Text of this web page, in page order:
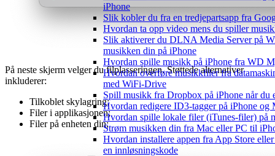
iPhone
Slik kobler du fra en tredjepartsapp fra
Hvordan ta opp video mens du spiller
Slik aktiverer du DLNA Media Server på
musikken din på iPhone
Hvordan spille musikk på iPhone fra WD
Hvordan overføre musikkfiler fra
med WiFi-Drive
Spill musikk fra Dropbox på iPhone når du
Hvordan redigere ID3-tagger på iPhone og
Hvordan spille lokale filer (iTunes-filer) på
Strøm musikken din fra Mac eller PC til
Hvordan installere appen fra App Store
en innløsningskode
På neste skjerm velger du filplasseringen. Støttede alternativer
inkluderer:
Tilkoblet skylagring;
Filer i applikasjonen;
Filer på enheten din;